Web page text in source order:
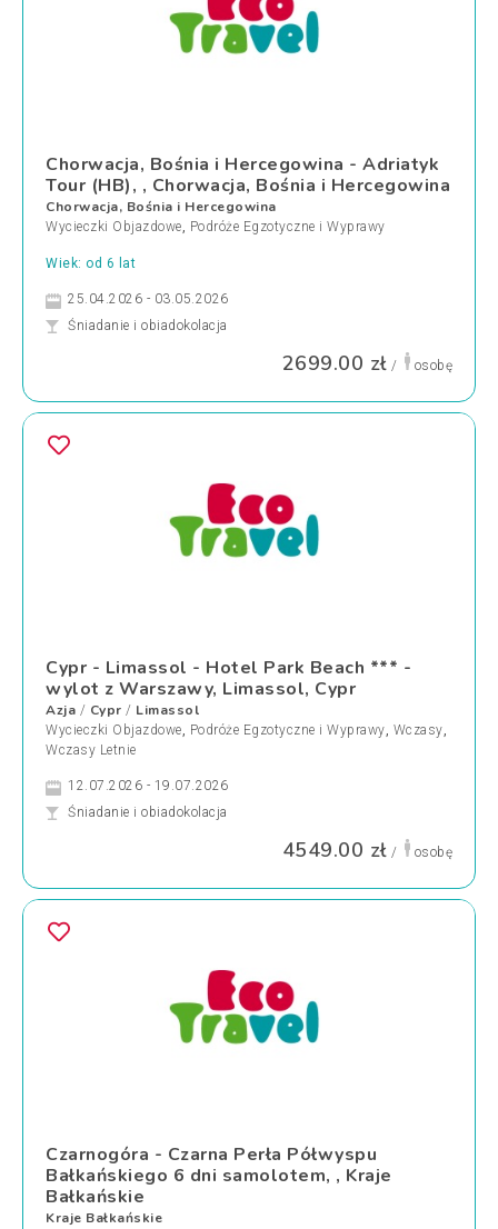
Chorwacja, Bośnia i Hercegowina - Adriatyk
Tour (HB), , Chorwacja, Bośnia i Hercegowina
Chorwacja, Bośnia i Hercegowina
Wycieczki Objazdowe, Podróże Egzotyczne i Wyprawy
Wiek: od 6 lat
25.04.2026 - 03.05.2026
Śniadanie i obiadokolacja
2699.00 zł / osobę
Cypr - Limassol - Hotel Park Beach *** -
wylot z Warszawy, Limassol, Cypr
Azja / Cypr / Limassol
Wycieczki Objazdowe, Podróże Egzotyczne i Wyprawy, Wczasy,
Wczasy Letnie
12.07.2026 - 19.07.2026
Śniadanie i obiadokolacja
4549.00 zł / osobę
Czarnogóra - Czarna Perła Półwyspu
Bałkańskiego 6 dni samolotem, , Kraje
Bałkańskie
Kraje Bałkańskie